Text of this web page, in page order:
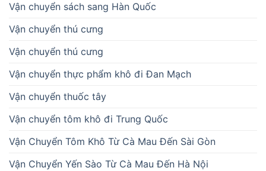
Vận chuyển sách sang Hàn Quốc
Vận chuyển thú cưng
Vận chuyển thú cưng
Vận chuyển thực phẩm khô đi Đan Mạch
Vận chuyển thuốc tây
Vận chuyển tôm khô đi Trung Quốc
Vận Chuyển Tôm Khô Từ Cà Mau Đến Sài Gòn
Vận Chuyển Yến Sào Từ Cà Mau Đến Hà Nội